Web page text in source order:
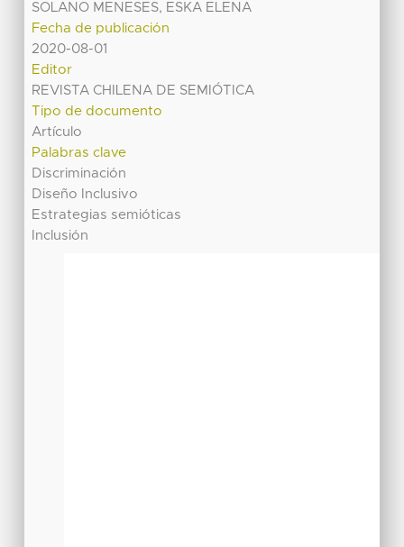
SOLANO MENESES, ESKA ELENA
Fecha de publicación
2020-08-01
Editor
REVISTA CHILENA DE SEMIÓTICA
Tipo de documento
Artículo
Palabras clave
Discriminación
Diseño Inclusivo
Estrategias semióticas
Inclusión